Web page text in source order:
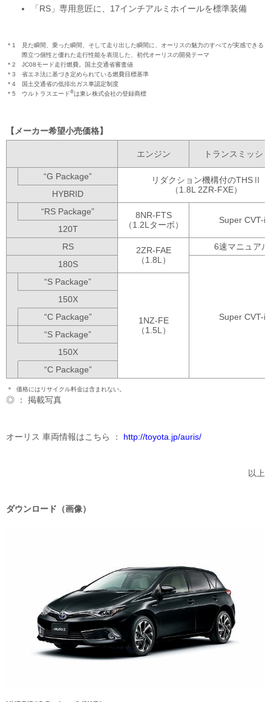
「RS」専用意匠に、17インチアルミホイールを標準装備
＊1 見た瞬間、乗った瞬間、そして走り出した瞬間に、 オーリスの魅力のすべてが実感できる
際立つ個性と優れた走行性能を表現した、 初代オーリスの開発テーマ
＊2
JC08モード走行燃費。国土交通省審査値
＊3
省エネ法に基づき定められている燃費目標基準
＊4
国土交通省の低排出ガス車認定制度
＊5
ウルトラスエード®は東レ株式会社の登録商標
メーカー希望小売価格
エンジン トランスミッシ
“G Package”
リダクション機構付のTHSⅡ
（1.8L 2ZR-FXE）
HYBRID
“RS Package”
8NR-FTS
（1.2Lターボ）
Super CVT-i
120T
RS
2ZR-FAE
（1.8L）
6速マニュアル
180S
Super CVT-i
“S Package”
1NZ-FE
（1.5L）
150X
“C Package”
“S Package”
150X
“C Package”
＊ 価格にはリサイクル料金は含まれない。
◎ ： 掲載写真
オーリス 車両情報はこちら http://toyota.jp/auris/
以上
ダウンロード（画像）